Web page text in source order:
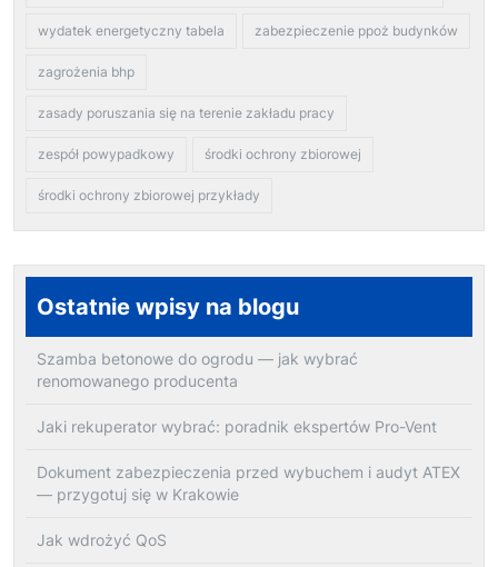
wydatek energetyczny tabela zabezpieczenie ppoż budynków
zagrożenia bhp
zasady poruszania się na terenie zakładu pracy
zespół powypadkowy środki ochrony zbiorowej
środki ochrony zbiorowej przykłady
Ostatnie wpisy na blogu
Szamba betonowe do ogrodu — jak wybrać
renomowanego producenta
Jaki rekuperator wybrać: poradnik ekspertów Pro-Vent
Dokument zabezpieczenia przed wybuchem i audyt ATEX
— przygotuj się w Krakowie
Jak wdrożyć QoS